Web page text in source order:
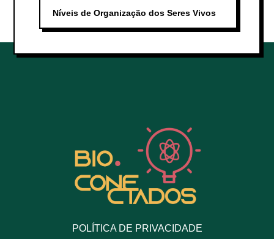
Níveis de Organização dos Seres Vivos
POLÍTICA DE PRIVACIDADE